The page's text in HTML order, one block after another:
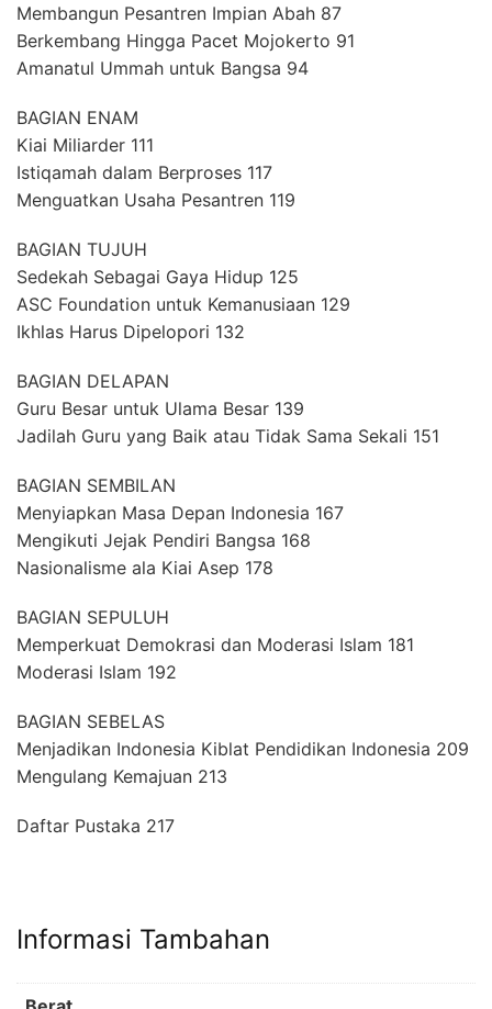
Membangun Pesantren Impian Abah 87
Berkembang Hingga Pacet Mojokerto 91
Amanatul Ummah untuk Bangsa 94
BAGIAN ENAM
Kiai Miliarder 111
Istiqamah dalam Berproses 117
Menguatkan Usaha Pesantren 119
BAGIAN TUJUH
Sedekah Sebagai Gaya Hidup 125
ASC Foundation untuk Kemanusiaan 129
Ikhlas Harus Dipelopori 132
BAGIAN DELAPAN
Guru Besar untuk Ulama Besar 139
Jadilah Guru yang Baik atau Tidak Sama Sekali 151
BAGIAN SEMBILAN
Menyiapkan Masa Depan Indonesia 167
Mengikuti Jejak Pendiri Bangsa 168
Nasionalisme ala Kiai Asep 178
BAGIAN SEPULUH
Memperkuat Demokrasi dan Moderasi Islam 181
Moderasi Islam 192
BAGIAN SEBELAS
Menjadikan Indonesia Kiblat Pendidikan Indonesia 209
Mengulang Kemajuan 213
Daftar Pustaka 217
Informasi Tambahan